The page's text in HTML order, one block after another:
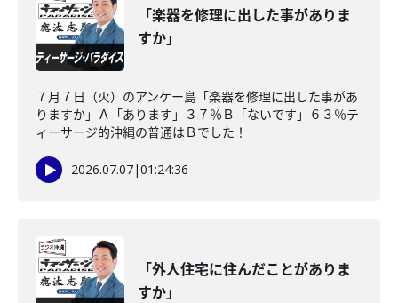
「楽器を修理に出した事がありま
すか」
７月７日（火）のアンケー島「楽器を修理に出した事があ
りますか」Ａ「あります」３７％Ｂ「ないです」６３％テ
ィーサージ的沖縄の普通はＢでした！
2026.07.07|01:24:36
「外人住宅に住んだことがありま
すか」